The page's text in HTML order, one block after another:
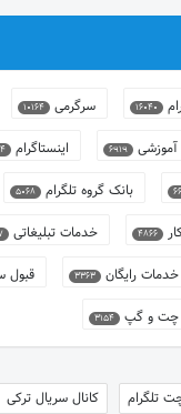
16040 سرگرمی 10164
آموزشی 6919 اینستاگرام
بانک گروه تلگرام 5068
4866 خدمات تبلیغاتی
خدمات رایگان 3363 قبول
چت و گپ 3154
تلگرام کانال سریال ترکی【21 کانال برتر】